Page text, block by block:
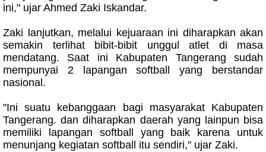
ini," ujar Ahmed Zaki Iskandar.
Zaki lanjutkan, melalui kejuaraan ini diharapkan akan
semakin terlihat bibit-bibit unggul atlet di masa
mendatang. Saat ini Kabupaten Tangerang sudah
mempunyai 2 lapangan softball yang berstandar
nasional.
"Ini suatu kebanggaan bagi masyarakat Kabupaten
Tangerang. dan diharapkan daerah yang lainpun bisa
memiliki lapangan softball yang baik karena untuk
menunjang kegiatan softball itu sendiri," ujar Zaki.